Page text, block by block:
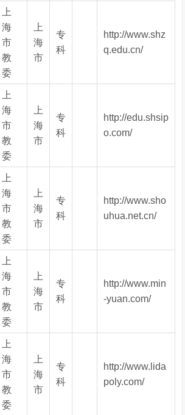
上
海
市
教
委
上
海
市
专
科
http://www.shz
q.edu.cn/
上
海
市
教
委
上
海
市
专
科
http://edu.shsip
o.com/
上
海
市
教
委
上
海
市
专
科
http://www.sho
uhua.net.cn/
上
海
市
教
委
上
海
市
专
科
http://www.min
-yuan.com/
上
海
市
教
委
上
海
市
专
科
http://www.lida
poly.com/